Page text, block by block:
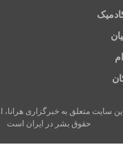
این سایت متعلق به خبرگزاری
حقوق بشر در ایران است